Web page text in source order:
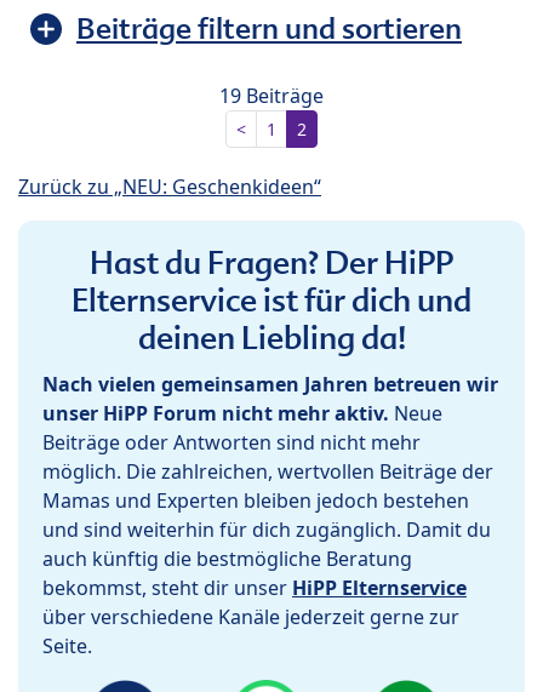
Beiträge filtern und sortieren
19 Beiträge
< 1 2
Zurück zu „NEU: Geschenkideen“
Hast du Fragen? Der HiPP
Elternservice ist für dich und
deinen Liebling da!
Nach vielen gemeinsamen Jahren betreuen wir
unser HiPP Forum nicht mehr aktiv. Neue
Beiträge oder Antworten sind nicht mehr
möglich. Die zahlreichen, wertvollen Beiträge der
Mamas und Experten bleiben jedoch bestehen
und sind weiterhin für dich zugänglich. Damit du
auch künftig die bestmögliche Beratung
bekommst, steht dir unser HiPP Elternservice
über verschiedene Kanäle jederzeit gerne zur
Seite.